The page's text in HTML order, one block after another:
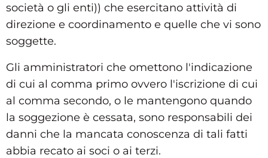
società o gli enti)) che esercitano attività di
direzione e coordinamento e quelle che vi sono
soggette.
Gli amministratori che omettono l'indicazione
di cui al comma primo ovvero l'iscrizione di cui
al comma secondo, o le mantengono quando
la soggezione è cessata, sono responsabili dei
danni che la mancata conoscenza di tali fatti
abbia recato ai soci o ai terzi.